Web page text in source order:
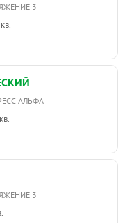
3
АЛЬФА
3